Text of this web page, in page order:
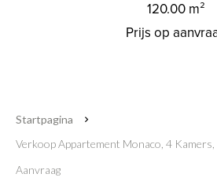
120.00 m²
Prijs op
Startpagina
Verkoop Appartement Monaco, 4
Aanvraag